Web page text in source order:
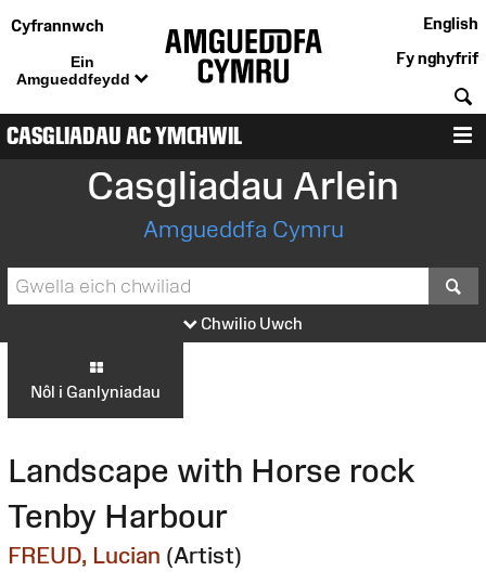
Cyfrannwch
Ein
Amgueddfeydd
English
Fy nghyfrif
CASGLIADAU AC YMCHWIL
Casgliadau Arlein
Amgueddfa Cymru
Chwilio Uwch
Nôl i Ganlyniadau
Landscape with Horse rock
Tenby Harbour
FREUD, Lucian (Artist)